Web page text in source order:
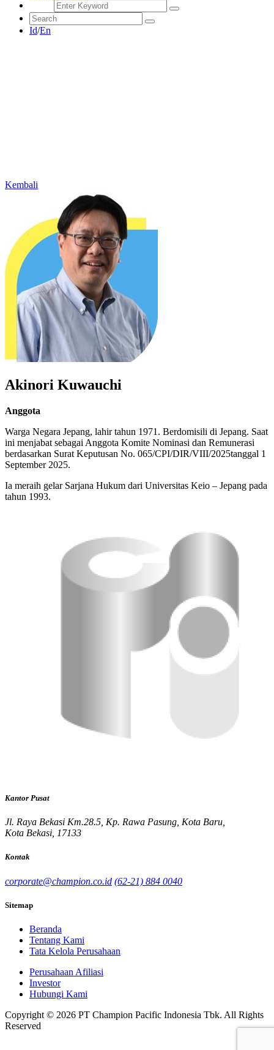
Id/En
Kembali
Akinori Kuwauchi
Anggota
Warga Negara Jepang, lahir tahun 1971. Berdomisili di Jepang. Saat
ini menjabat sebagai Anggota Komite Nominasi dan Remunerasi
berdasarkan Surat Keputusan No. 065/CPI/DIR/VIII/2025tanggal 1
September 2025.
Ia meraih gelar Sarjana Hukum dari Universitas Keio – Jepang pada
tahun 1993.
Kantor Pusat
Jl. Raya Bekasi Km.28.5, Kp. Rawa Pasung, Kota Baru,
Kota Bekasi, 17133
Kontak
corporate@champion.co.id (62-21) 884 0040
Sitemap
Beranda
Tentang Kami
Tata Kelola Perusahaan
Perusahaan Afiliasi
Investor
Hubungi Kami
Copyright © 2026 PT Champion Pacific Indonesia Tbk. All Rights
Reserved